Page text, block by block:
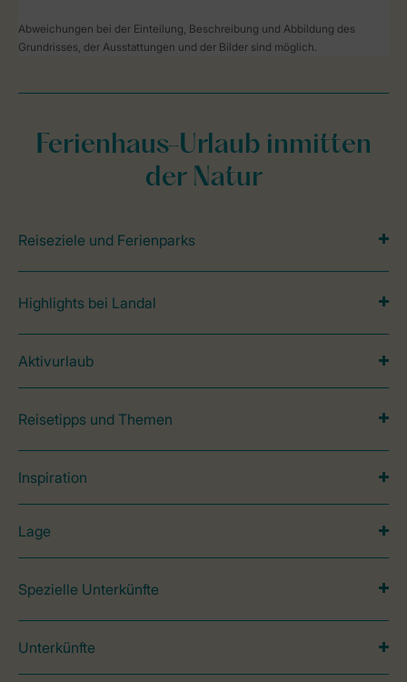
Abweichungen bei der Einteilung, Beschreibung und Abbildung des
Grundrisses, der Ausstattungen und der Bilder sind möglich.
Ferienhaus-Urlaub inmitten
der Natur
Reiseziele und Ferienparks
Highlights bei Landal
Aktivurlaub
Reisetipps und Themen
Inspiration
Lage
Spezielle Unterkünfte
Unterkünfte